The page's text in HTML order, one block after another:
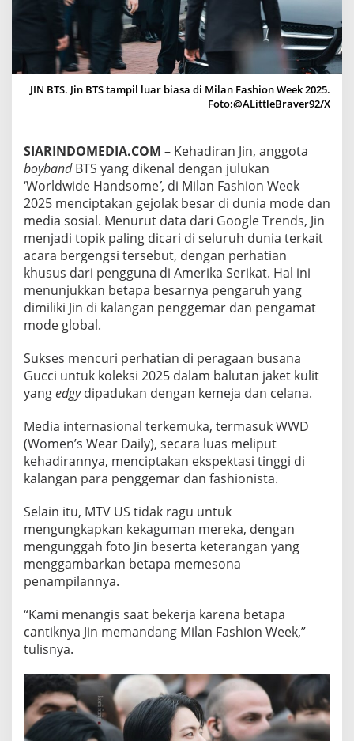
A
T
D
I
G
O
O
T
R
E
N
D
S
S
L
A
M
A
A
N
F
H
O
N
E
K
2
0
JIN BTS. Jin BTS tampil luar biasa di Milan Fashion Week 2025.
Foto:@ALittleBraver92/X
SIARINDOMEDIA.COM – Kehadiran Jin, anggota
boybandBTS yang dikenal dengan julukan
‘Worldwide Handsome’, di Milan Fashion Week
2025 menciptakan gejolak besar di dunia mode dan
media sosial. Menurut data dari Google Trends, Jin
menjadi topik paling dicari di seluruh dunia terkait
acara bergengsi tersebut, dengan perhatian
khusus dari pengguna di Amerika Serikat. Hal ini
menunjukkan betapa besarnya pengaruh yang
dimiliki Jin di kalangan penggemar dan pengamat
mode global.
Sukses mencuri perhatian di peragaan busana
Gucci untuk koleksi 2025 dalam balutan jaket kulit
yangedgydipadukan dengan kemeja dan celana.
Media internasional terkemuka, termasuk WWD
(Women’s Wear Daily), secara luas meliput
kehadirannya, menciptakan ekspektasi tinggi di
kalangan para penggemar dan fashionista.
Selain itu, MTV US tidak ragu untuk
mengungkapkan kekaguman mereka, dengan
mengunggah foto Jin beserta keterangan yang
menggambarkan betapa memesona
penampilannya.
“Kami menangis saat bekerja karena betapa
cantiknya Jin memandang Milan Fashion Week,”
tulisnya.